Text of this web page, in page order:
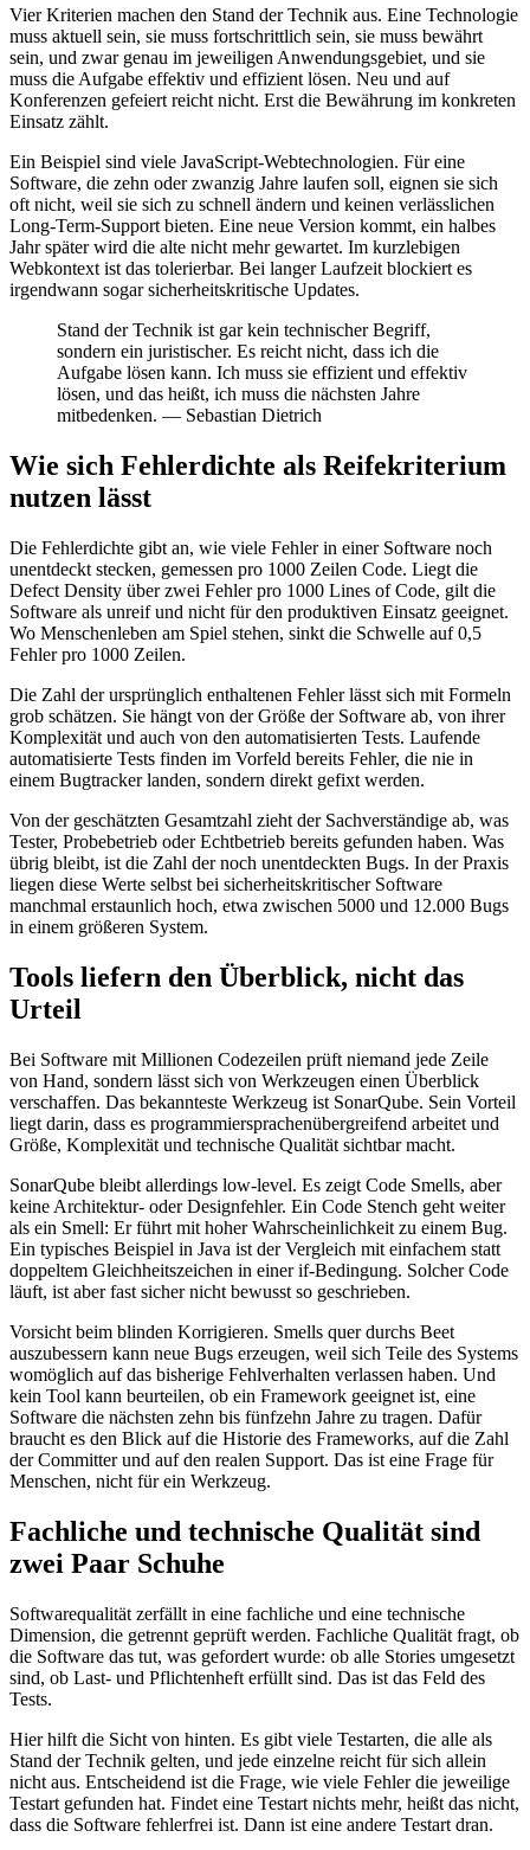
Vier Kriterien machen den Stand der Technik aus. Eine Technologie
muss aktuell sein, sie muss fortschrittlich sein, sie muss bewährt
sein, und zwar genau im jeweiligen Anwendungsgebiet, und sie
muss die Aufgabe effektiv und effizient lösen. Neu und auf
Konferenzen gefeiert reicht nicht. Erst die Bewährung im konkreten
Einsatz zählt.
Ein Beispiel sind viele JavaScript-Webtechnologien. Für eine
Software, die zehn oder zwanzig Jahre laufen soll, eignen sie sich
oft nicht, weil sie sich zu schnell ändern und keinen verlässlichen
Long-Term-Support bieten. Eine neue Version kommt, ein halbes
Jahr später wird die alte nicht mehr gewartet. Im kurzlebigen
Webkontext ist das tolerierbar. Bei langer Laufzeit blockiert es
irgendwann sogar sicherheitskritische Updates.
Stand der Technik ist gar kein technischer Begriff,
sondern ein juristischer. Es reicht nicht, dass ich die
Aufgabe lösen kann. Ich muss sie effizient und effektiv
lösen, und das heißt, ich muss die nächsten Jahre
mitbedenken. — Sebastian Dietrich
Wie sich Fehlerdichte als Reifekriterium
nutzen lässt
Die Fehlerdichte gibt an, wie viele Fehler in einer Software noch
unentdeckt stecken, gemessen pro 1000 Zeilen Code. Liegt die
Defect Density über zwei Fehler pro 1000 Lines of Code, gilt die
Software als unreif und nicht für den produktiven Einsatz geeignet.
Wo Menschenleben am Spiel stehen, sinkt die Schwelle auf 0,5
Fehler pro 1000 Zeilen.
Die Zahl der ursprünglich enthaltenen Fehler lässt sich mit Formeln
grob schätzen. Sie hängt von der Größe der Software ab, von ihrer
Komplexität und auch von den automatisierten Tests. Laufende
automatisierte Tests finden im Vorfeld bereits Fehler, die nie in
einem Bugtracker landen, sondern direkt gefixt werden.
Von der geschätzten Gesamtzahl zieht der Sachverständige ab, was
Tester, Probebetrieb oder Echtbetrieb bereits gefunden haben. Was
übrig bleibt, ist die Zahl der noch unentdeckten Bugs. In der Praxis
liegen diese Werte selbst bei sicherheitskritischer Software
manchmal erstaunlich hoch, etwa zwischen 5000 und 12.000 Bugs
in einem größeren System.
Tools liefern den Überblick, nicht das
Urteil
Bei Software mit Millionen Codezeilen prüft niemand jede Zeile
von Hand, sondern lässt sich von Werkzeugen einen Überblick
verschaffen. Das bekannteste Werkzeug ist SonarQube. Sein Vorteil
liegt darin, dass es programmiersprachenübergreifend arbeitet und
Größe, Komplexität und technische Qualität sichtbar macht.
SonarQube bleibt allerdings low-level. Es zeigt Code Smells, aber
keine Architektur- oder Designfehler. Ein Code Stench geht weiter
als ein Smell: Er führt mit hoher Wahrscheinlichkeit zu einem Bug.
Ein typisches Beispiel in Java ist der Vergleich mit einfachem statt
doppeltem Gleichheitszeichen in einer if-Bedingung. Solcher Code
läuft, ist aber fast sicher nicht bewusst so geschrieben.
Vorsicht beim blinden Korrigieren. Smells quer durchs Beet
auszubessern kann neue Bugs erzeugen, weil sich Teile des Systems
womöglich auf das bisherige Fehlverhalten verlassen haben. Und
kein Tool kann beurteilen, ob ein Framework geeignet ist, eine
Software die nächsten zehn bis fünfzehn Jahre zu tragen. Dafür
braucht es den Blick auf die Historie des Frameworks, auf die Zahl
der Committer und auf den realen Support. Das ist eine Frage für
Menschen, nicht für ein Werkzeug.
Fachliche und technische Qualität sind
zwei Paar Schuhe
Softwarequalität zerfällt in eine fachliche und eine technische
Dimension, die getrennt geprüft werden. Fachliche Qualität fragt, ob
die Software das tut, was gefordert wurde: ob alle Stories umgesetzt
sind, ob Last- und Pflichtenheft erfüllt sind. Das ist das Feld des
Tests.
Hier hilft die Sicht von hinten. Es gibt viele Testarten, die alle als
Stand der Technik gelten, und jede einzelne reicht für sich allein
nicht aus. Entscheidend ist die Frage, wie viele Fehler die jeweilige
Testart gefunden hat. Findet eine Testart nichts mehr, heißt das nicht,
dass die Software fehlerfrei ist. Dann ist eine andere Testart dran.